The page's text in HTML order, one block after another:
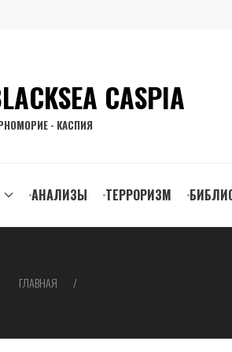
CASPIA
- КАСПИЯ
АНАЛИЗЫ ТЕРРОРИЗМ
ГЛАВНАЯ